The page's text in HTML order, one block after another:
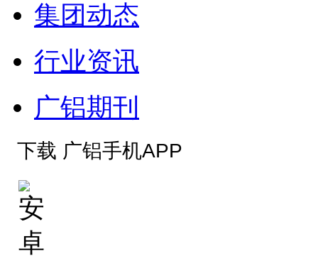
集团动态
行业资讯
广铝期刊
下载 广铝手机APP